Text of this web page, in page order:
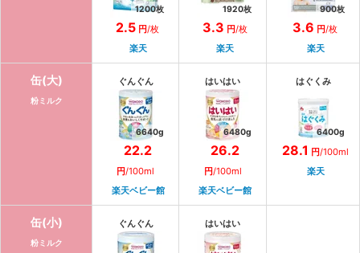
1200枚
2.5 円/枚
楽天
1920枚
3.3 円/枚
楽天
900枚
3.6 円/枚
楽天
缶(大)
粉ミルク
ぐんぐん
6640g
22.2
円/100ml
楽天ベビー館
はいはい
6480g
26.2
円/100ml
楽天ベビー館
はぐくみ
6400g
28.1 円/100ml
楽天
缶(小)
粉ミルク
ぐんぐん はいはい